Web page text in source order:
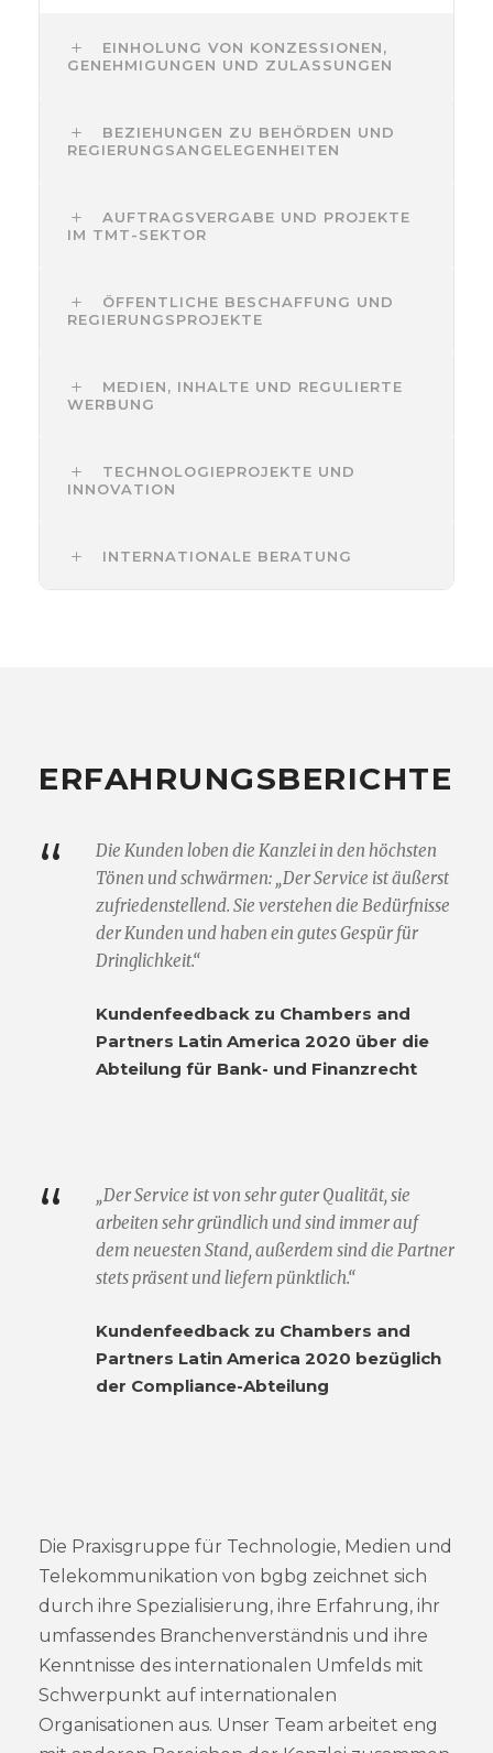
EINHOLUNG VON KONZESSIONEN,
GENEHMIGUNGEN UND ZULASSUNGEN
BEZIEHUNGEN ZU BEHÖRDEN UND
REGIERUNGSANGELEGENHEITEN
AUFTRAGSVERGABE UND PROJEKTE
IM TMT-SEKTOR
ÖFFENTLICHE BESCHAFFUNG UND
REGIERUNGSPROJEKTE
MEDIEN, INHALTE UND REGULIERTE
WERBUNG
TECHNOLOGIEPROJEKTE UND
INNOVATION
INTERNATIONALE BERATUNG
ERFAHRUNGSBERICHTE
“
Die Kunden loben die Kanzlei in den höchsten
Tönen und schwärmen: „Der Service ist äußerst
zufriedenstellend. Sie verstehen die Bedürfnisse
der Kunden und haben ein gutes Gespür für
Dringlichkeit.“
Kundenfeedback zu Chambers and
Partners Latin America 2020 über die
Abteilung für Bank- und Finanzrecht
“
„Der Service ist von sehr guter Qualität, sie
arbeiten sehr gründlich und sind immer auf
dem neuesten Stand, außerdem sind die Partner
stets präsent und liefern pünktlich.“
Kundenfeedback zu Chambers and
Partners Latin America 2020 bezüglich
der Compliance-Abteilung
Die Praxisgruppe für Technologie, Medien und
Telekommunikation von bgbg zeichnet sich
durch ihre Spezialisierung, ihre Erfahrung, ihr
umfassendes Branchenverständnis und ihre
Kenntnisse des internationalen Umfelds mit
Schwerpunkt auf internationalen
Organisationen aus. Unser Team arbeitet eng